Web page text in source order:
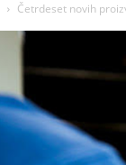
Četrdeset novih